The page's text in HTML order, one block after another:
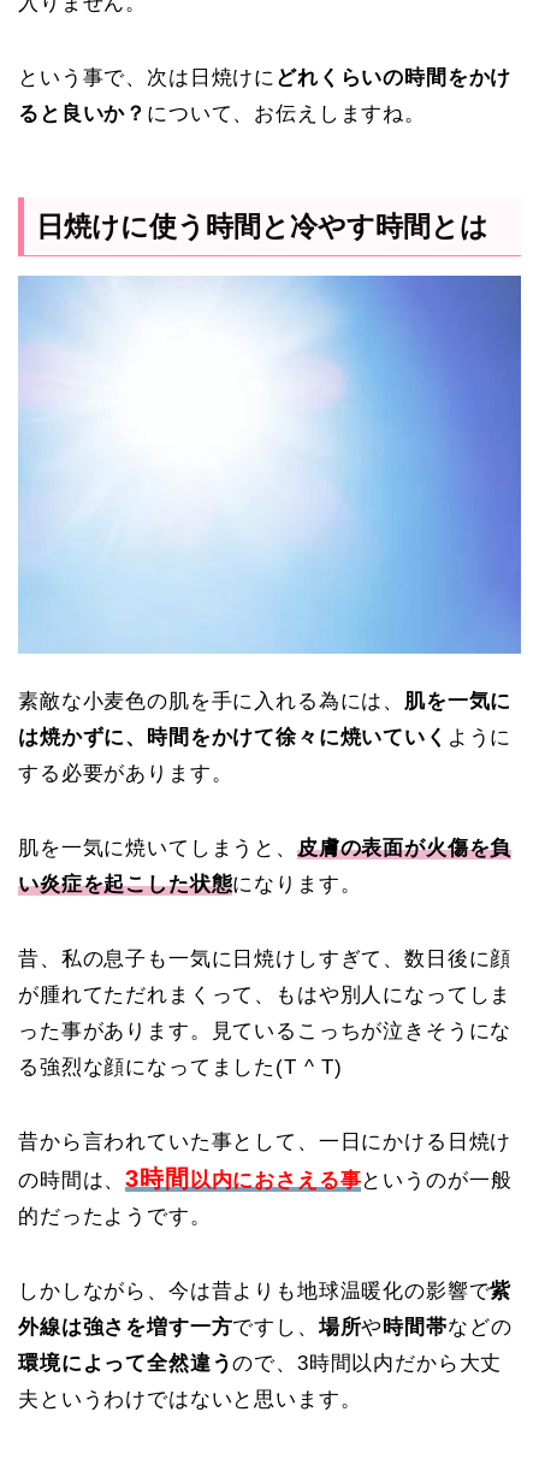
という事で、次は日焼けに どれくらいの時間をかけ
ると良いか？ について、お伝えしますね。
日焼けに使う時間と冷やす時間とは
素敵な小麦色の肌を手に入れる為には、 肌を一気に
は焼かずに、
時間をかけて徐々に焼いていく ように
する必要があります。
肌を一気に焼いてしまうと、 皮膚の表面が火傷を負
い炎症を起こした状態になります。
昔、私の息子も一気に日焼けしすぎて、数日後に顔
が腫れてただれまくって、もはや別人になってしま
った事があります。見ているこっちが泣きそうにな
る強烈な顔になってました(T ^ T)
昔から言われていた事として、一日にかける日焼け
の時間は、3時間 以内におさえる事というのが一般
的だったようです。
しかしながら、今は昔よりも地球温暖化の影響で紫
外線は強さを増す一方ですし、 場所や 時間帯などの
環境によって全然違うので、3時間以内だから大丈
夫というわけではないと思います。